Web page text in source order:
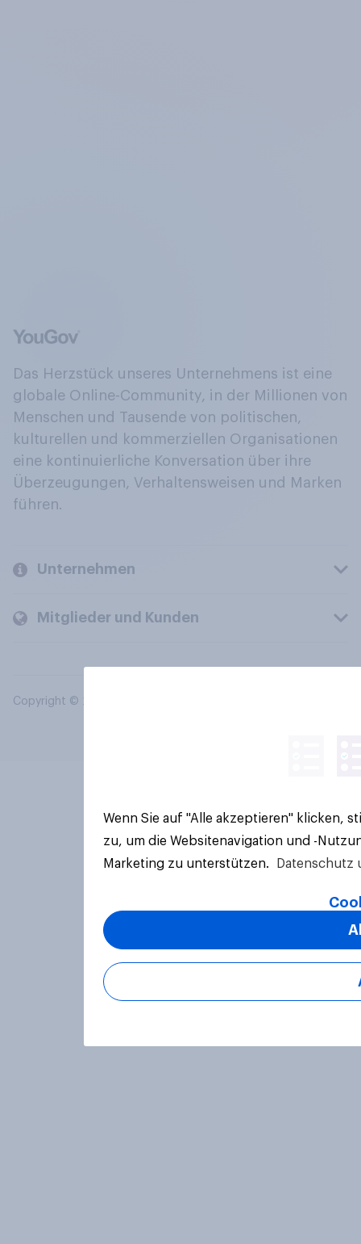
Das Herzstück unseres Unternehmens ist eine
globale Online-Community, in der Millionen von
Menschen und Tausende von politischen,
kulturellen und kommerziellen Organisationen
eine kontinuierliche Konversation über ihre
Überzeugungen, Verhaltensweisen und Marken
führen.
Unternehmen
Mitglieder und Kunden
Copyright © 2026 YouGov PLC. Alle Rechte vorbehalten.
Wenn Sie auf "Alle akzeptieren" klicken,
zu, um die Websitenavigation und -
Marketing zu unterstützen.
Datenschutz